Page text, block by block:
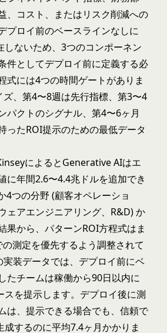
、コスト、またはリスク削減への
プロイ前のベースラインなしに
しないため、3つのコンポーネン
件としてデプロイ前に定義する必
式には4つの時間ゲートがありま
、第4〜8週は先行指標、第3〜4
パクトのシグナル、第4〜6ヶ月
ったROI提示のための最低データ
によるとGenerative AIはエ
に年間2.6〜4.4兆ドルを追加でき
4つの分野 (顧客オペレーショ
ェアエンジニアリング、R&D) か
果から、パターンROI方程式はま
測定を優先するよう調整されて
装データでは、デプロイ前にベ
たチームは稼働から90日以内に
スを提示します。デプロイ後に測
は、提示できる場合でも、信頼で
成するのに平均7.4ヶ月かかりま